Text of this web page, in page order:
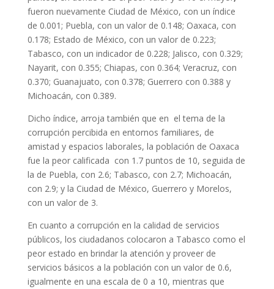
fueron nuevamente Ciudad de México, con un índice
de 0.001; Puebla, con un valor de 0.148; Oaxaca, con
0.178; Estado de México, con un valor de 0.223;
Tabasco, con un indicador de 0.228; Jalisco, con 0.329;
Nayarit, con 0.355; Chiapas, con 0.364; Veracruz, con
0.370; Guanajuato, con 0.378; Guerrero con 0.388 y
Michoacán, con 0.389.
Dicho índice, arroja también que en el tema de la
corrupción percibida en entornos familiares, de
amistad y espacios laborales, la población de Oaxaca
fue la peor calificada con 1.7 puntos de 10, seguida de
la de Puebla, con 2.6; Tabasco, con 2.7; Michoacán,
con 2.9; y la Ciudad de México, Guerrero y Morelos,
con un valor de 3.
En cuanto a corrupción en la calidad de servicios
públicos, los ciudadanos colocaron a Tabasco como el
peor estado en brindar la atención y proveer de
servicios básicos a la población con un valor de 0.6,
igualmente en una escala de 0 a 10, mientras que